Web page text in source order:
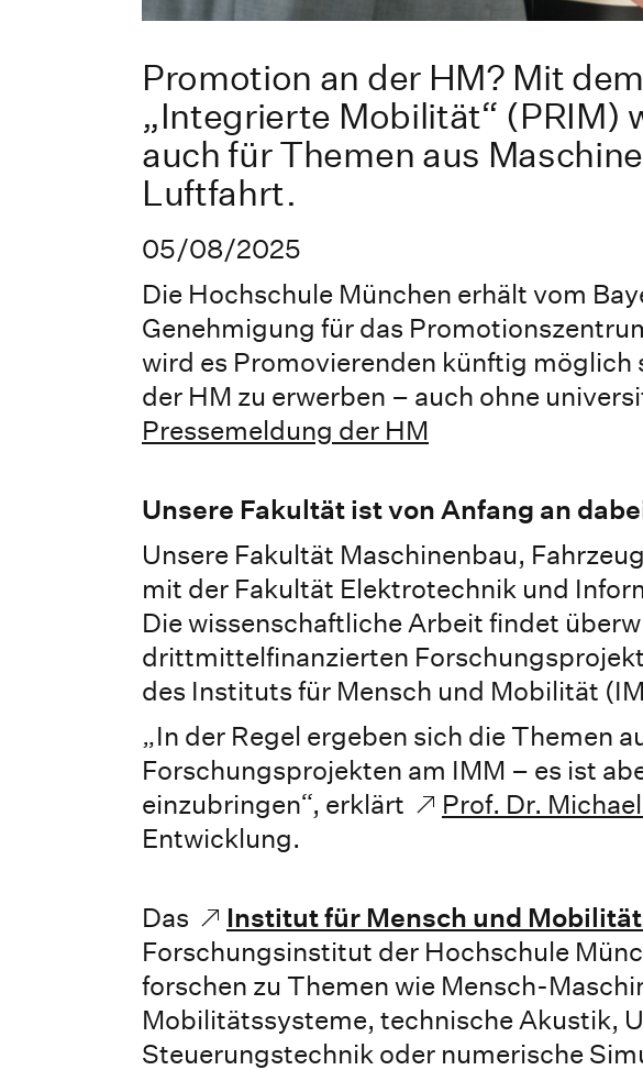
Promotion an der HM? Mit
„Integrierte Mobilität“ (PRIM)
auch für Themen aus
Luftfahrt.
05/08/2025
Die Hochschule München erhält vom
Genehmigung für das
wird es Promovierenden künftig
der HM zu erwerben – auch ohne
Pressemeldung der HM
Unsere Fakultät ist von Anfang an
Unsere Fakultät Maschinenbau,
mit der Fakultät Elektrotechnik und
Die wissenschaftliche Arbeit findet
drittmittelfinanzierten
des Instituts für Mensch und Mobilität
„In der Regel ergeben sich die Themen
Forschungsprojekten am IMM – es ist
einzubringen“, erklärt
Prof. Dr.
Entwicklung.
Das Institut für Mensch und
Forschungsinstitut der Hochschule
forschen zu Themen wie Mensch-
Mobilitätssysteme, technische Akustik,
Steuerungstechnik oder numerische